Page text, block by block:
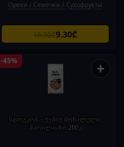
Орехи / Семечки / Сухофрукты
16.90₾9.30₾
-45% +
სდოუკოს - ქეშიუ მოხალული,
მარილიანი 200გ